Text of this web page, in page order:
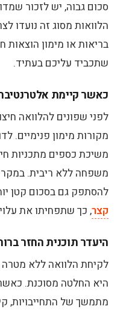
סכום גבוה, יש לזכור
הלוואות מסוג זה נועדו
בריאות או מימון הוצאות
שתכביד עליכם בעתיד.
כאשר קיימת
לפני שפונים להלוואה
מקורות מימון פנימיים.
משיכת כספים מתכניות
משפחה ללא ריבית.
להסתפק גם בסכום קטן
קצר, כך שתפחיתו את
היעדר תוכנית החזר
לקיחת הלוואה ללא מטרה
היא החלטה מסוכנת.
מתמשך של התחייבויות,